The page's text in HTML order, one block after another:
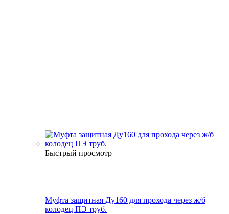
Быстрый просмотр
Муфта защитная Ду160 для прохода через ж/б
колодец ПЭ труб.